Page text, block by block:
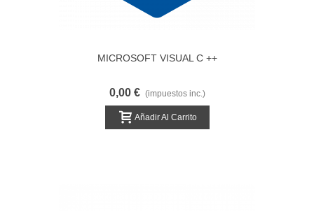
MICROSOFT VISUAL C ++
0,00 € (impuestos inc.)
Añadir Al Carrito